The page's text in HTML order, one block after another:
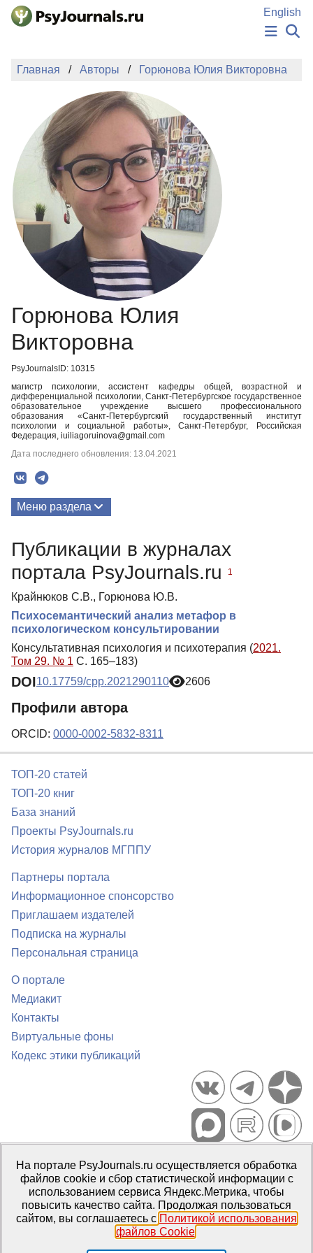
Перейти к основному содержанию
English
НОВОСТИ
АВТОРЫ
ПОДАТЬ РУКОПИСЬ
БАЗА ЗНАНИЙ
КЛЮЧЕВЫЕ СЛОВА
Регистрация
Главная Авторы Горюнова Юлия Викторовна
Горюнова Юлия
Викторовна
PsyJournalsID: 10315
магистр психологии, ассистент кафедры общей, возрастной и
дифференциальной психологии, Санкт-Петербургское государственное
образовательное учреждение высшего профессионального
образования «Санкт-Петербургский государственный институт
психологии и социальной работы», Санкт-Петербург, Российская
Федерация, iuiliagoruinova@gmail.com
Дата последнего обновления: 13.04.2021
Меню раздела
Публикации в журналах
портала PsyJournals.ru
1
Крайнюков С.В., Горюнова Ю.В.
Психосемантический анализ метафор в
психологическом консультировании
Консультативная психология и психотерапия (2021.
Том 29. № 1 С. 165–183)
DOI10.17759/cpp.2021290110 2606
Профили автора
ORCID: 0000-0002-5832-8311
ТОП-20 статей
ТОП-20 книг
База знаний
Проекты PsyJournals.ru
История журналов МГППУ
Партнеры портала
Информационное спонсорство
Приглашаем издателей
Подписка на журналы
Персональная страница
О портале
Медиакит
Контакты
Виртуальные фоны
Кодекс этики публикаций
Портал психологических изданий PsyJournals.ru, 2007–2026
Правила использования материалов
Свидетельство регистрации СМИЭл № ФС77-66447 от 14 июля
2016 г.
Издатель: ФГБОУ ВО МГППУ
На портале PsyJournals.ru осуществляется обработка
файлов cookie и сбор статистической информации с
использованием сервиса Яндекс.Метрика, чтобы
повысить качество сайта. Продолжая пользоваться
сайтом, вы соглашаетесь с Политикой использования
файлов Cookie.